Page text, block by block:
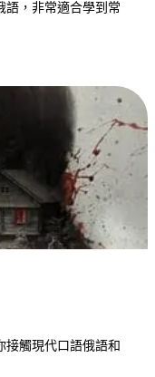
語，非常適合學到常
接觸現代口語俄語和